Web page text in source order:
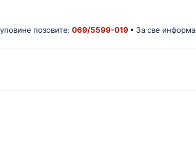
позовите:069/5599-019• За све информације